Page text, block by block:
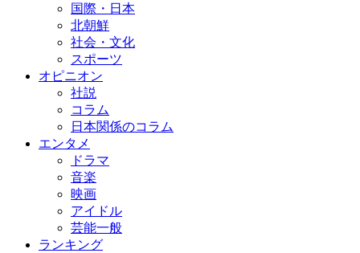
国際・日本
北朝鮮
社会・文化
スポーツ
オピニオン
社説
コラム
日本関係のコラム
エンタメ
ドラマ
音楽
映画
アイドル
芸能一般
ランキング